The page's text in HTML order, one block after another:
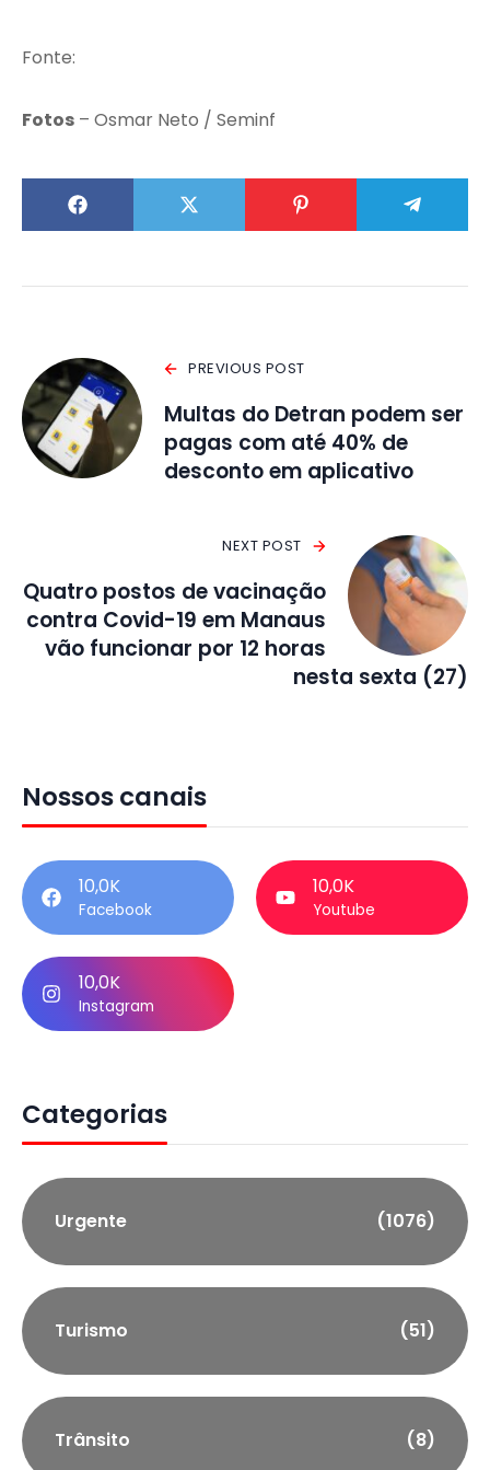
Fonte:
Fotos – Osmar Neto / Seminf
PREVIOUS POST
Multas do Detran podem ser
pagas com até 40% de
desconto em aplicativo
NEXT POST
Quatro postos de vacinação
contra Covid-19 em Manaus
vão funcionar por 12 horas
nesta sexta (27)
Nossos canais
10,0K
Facebook
10,0K
Youtube
10,0K
Instagram
Categorias
Urgente (1076)
Turismo (51)
Trânsito (8)